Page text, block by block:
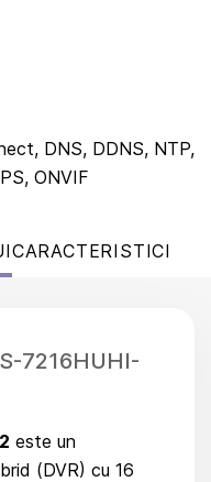
DNS, DDNS, NTP,
ONVIF
CARACTERISTICI
7216HUHI-
este un
(DVR) cu 16